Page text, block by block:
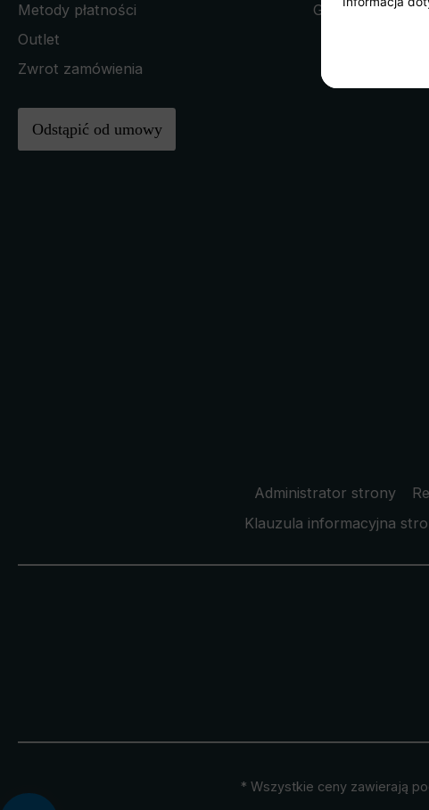
Metody płatności
Outlet
Zwrot zamówienia
Odstąpić od umowy
Gwarancja i
Administrator strony
Klauzula informacyjna
* Wszystkie ceny zawierają